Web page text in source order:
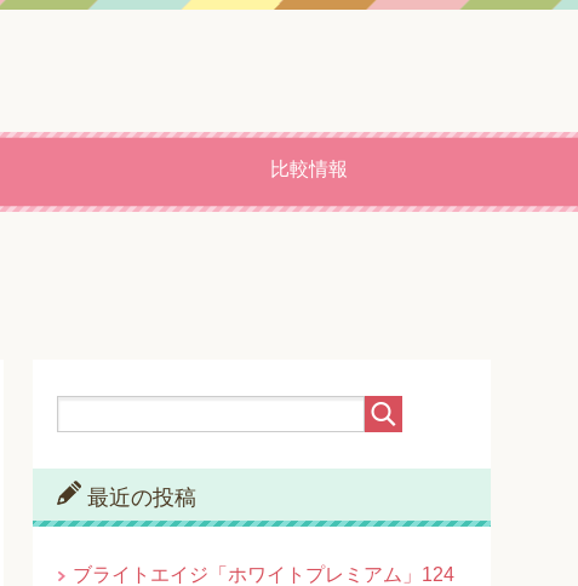
比較情報
最近の投稿
ブライトエイジ「ホワイトプレミアム」124